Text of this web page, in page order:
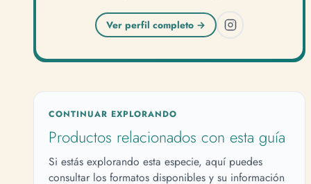
Ver perfil completo →
CONTINUAR EXPLORANDO
Productos relacionados con esta guía
Si estás explorando esta especie, aquí puedes
consultar los formatos disponibles y su información